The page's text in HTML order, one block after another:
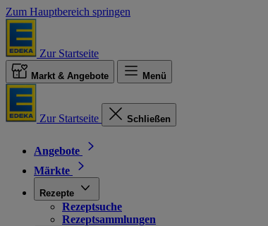
Zum Hauptbereich springen
Zur Startseite
Markt & Angebote Menü
Zur Startseite Schließen
Angebote
Märkte
Rezepte
Rezeptsuche
Rezeptsammlungen